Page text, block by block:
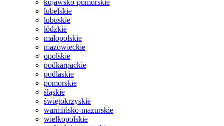
kujawsko-pomorskie
lubelskie
lubuskie
łódzkie
małopolskie
mazowieckie
opolskie
podkarpackie
podlaskie
pomorskie
śląskie
świętokrzyskie
warmińsko-mazurskie
wielkopolskie